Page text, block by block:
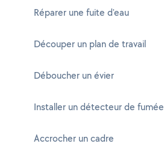
Réparer une fuite d'eau
Découper un plan de travail
Déboucher un évier
Installer un détecteur de fumée
Accrocher un cadre